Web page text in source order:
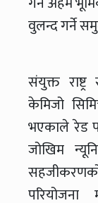
वुलन्द गर्ने
संयुक्त
केमिजो
भएकाले रेड
जोखिम